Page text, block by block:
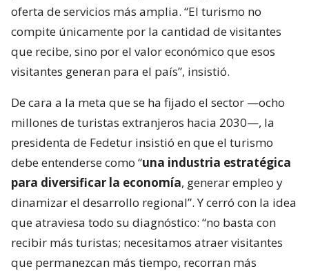
oferta de servicios más amplia. “El turismo no
compite únicamente por la cantidad de visitantes
que recibe, sino por el valor económico que esos
visitantes generan para el país”, insistió.
De cara a la meta que se ha fijado el sector —ocho
millones de turistas extranjeros hacia 2030—, la
presidenta de Fedetur insistió en que el turismo
debe entenderse como “una industria estratégica
para diversificar la economía, generar empleo y
dinamizar el desarrollo regional”. Y cerró con la idea
que atraviesa todo su diagnóstico: “no basta con
recibir más turistas; necesitamos atraer visitantes
que permanezcan más tiempo, recorran más